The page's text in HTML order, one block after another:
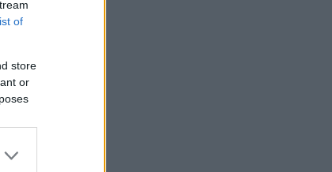
of
store
or
μάρκετ: Πώς ψωνίζει ο
καταναλωτής σε καιρούς
57 ετών ανήκει η σορός που
σε προχωρημένη σήψη στον
Στις 2 Σεπτεμβρίου η
της ΕΛ.Α.Σ. στη